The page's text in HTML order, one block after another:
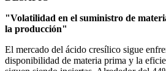
"Volatilidad en el suministro de
la producción"
El mercado del ácido cresílico sigue
disponibilidad de materia prima y la